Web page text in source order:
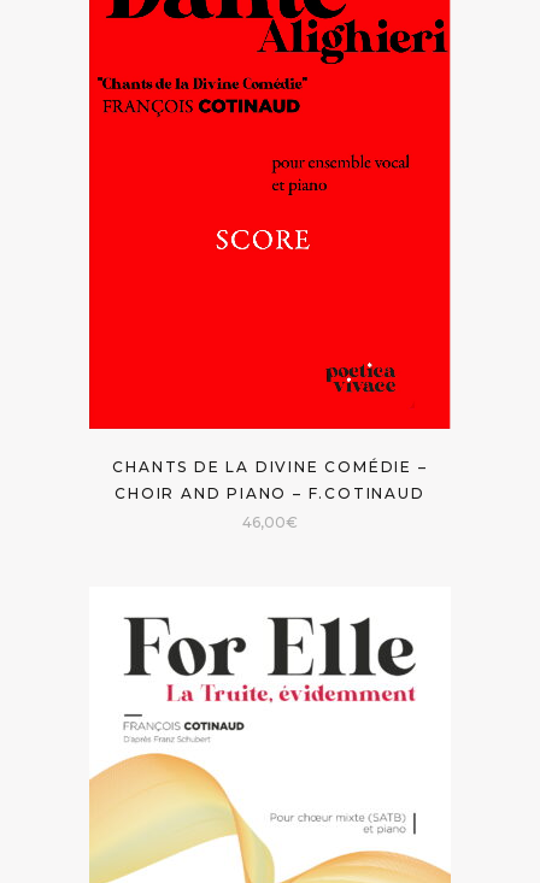
CHANTS DE LA DIVINE COMÉDIE –
CHOIR AND PIANO – F.COTINAUD
46,00€